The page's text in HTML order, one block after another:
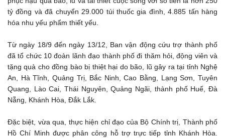
tỷ đồng và đã chuyển 29.000 túi thuốc gia đình, 4.885 tấn hàng
hóa nhu yếu phẩm thiết yếu.
Từ ngày 18/9 đến ngày 13/12, Ban vận động cứu trợ thành phố
đã tổ chức 10 đoàn lãnh đạo thành phố đi thăm hỏi, động viên và
tặng quà cho đồng bào bị thiệt hại do bão, lũ gây ra tại tỉnh Nghệ
An, Hà Tĩnh, Quảng Trị, Bắc Ninh, Cao Bằng, Lạng Sơn, Tuyên
Quang, Lào Cai, Thái Nguyên, Quảng Ngãi, thành phố Huế, Đà
Nẵng, Khánh Hòa, Đắk Lắk.
Đặc biệt, vừa qua, thực hiện chỉ đạo của Bộ Chính trị, Thành phố
Hồ Chí Minh được phân công hỗ trợ trực tiếp tỉnh Khánh Hòa.